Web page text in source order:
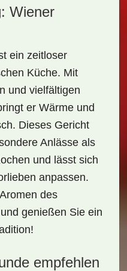
Wiener
ein zeitloser
Küche. Mit
und vielfältigen
er Wärme und
Dieses Gericht
Anlässe als
und lässt sich
anpassen.
des
genießen Sie ein
empfehlen